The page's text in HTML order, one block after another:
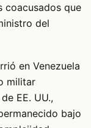
coacusados que
del
en Venezuela
militar
EE. UU.,
bajo